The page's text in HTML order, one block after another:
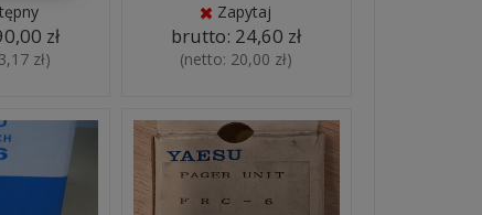
zł
zł)
Zapytaj
brutto: 24,60 zł
(netto: 20,00 zł)